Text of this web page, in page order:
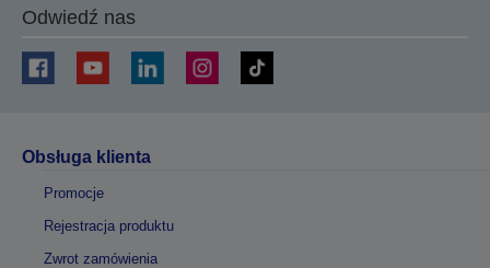
Odwiedź nas
Obsługa klienta
Promocje
Rejestracja produktu
Zwrot zamówienia